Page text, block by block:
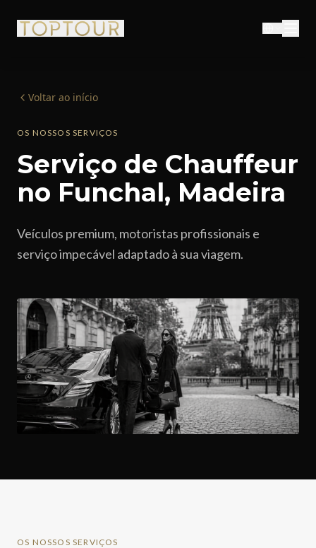
Voltar ao início
OS NOSSOS SERVIÇOS
Serviço de Chauffeur
no Funchal, Madeira
Veículos premium, motoristas profissionais e
serviço impecável adaptado à sua viagem.
OS NOSSOS SERVIÇOS